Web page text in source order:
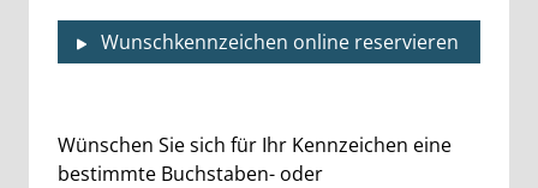
Wunschkennzeichen online reservieren
Beschreibung
Wünschen Sie sich für Ihr Kennzeichen eine
bestimmte Buchstaben- oder